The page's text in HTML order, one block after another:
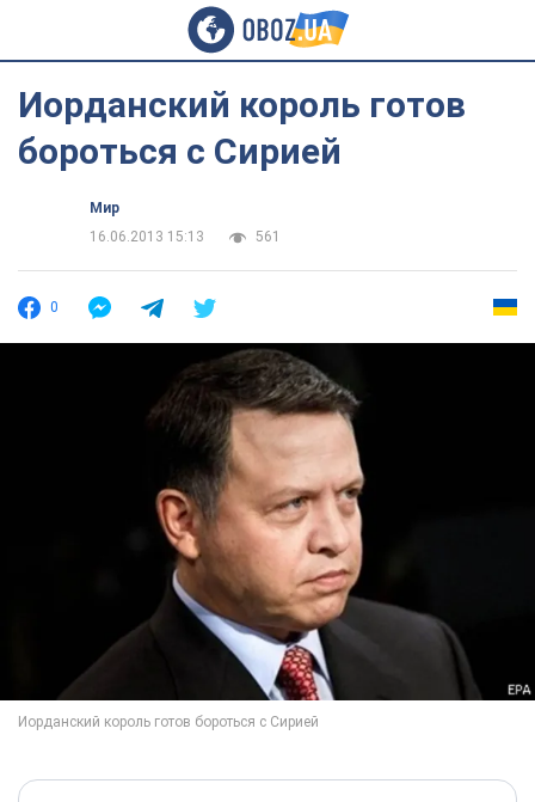
Иорданский король готов
бороться с Сирией
Мир
16.06.2013 15:13
561
0